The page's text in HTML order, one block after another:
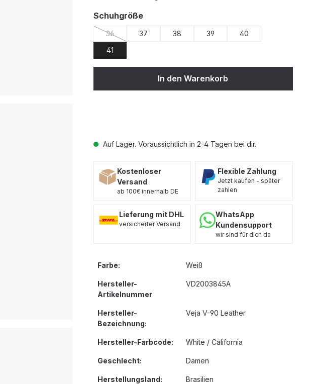
Auf Lager. Voraussichtlich in 2-4 Tagen bei dir.
Schuhgrößeauswählen
36
(Diese Option ist zurzeit nicht verfügbar.)
37 38 39
40
41
In den Warenkorb
Kostenloser
Versand
ab 100€ innerhalb DE
Flexible Zahlung
Jetzt kaufen - später
zahlen
Lieferung mit DHL
versicherter Versand
WhatsApp
Kundensupport
wir sind für dich da
Farbe: Weiß
Hersteller-
Artikelnummer
VD2003845A
Hersteller-
Bezeichnung:
Veja V-90 Leather
Hersteller-Farbcode: White / California
Geschlecht: Damen
Herstellungsland: Brasilien